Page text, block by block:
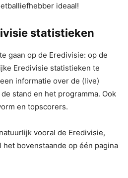
ideaal!
statistieken
gaan op de Eredivisie: op de
Eredivisie statistieken te
informatie over de (live)
stand en het programma. Ook
en topscorers.
vooral de Eredivisie,
bovenstaande op één pagina